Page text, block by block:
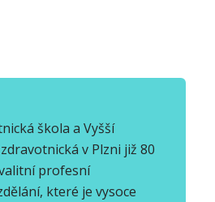
škola a Vyšší
v Plzni již 80
profesní
které je vysoce